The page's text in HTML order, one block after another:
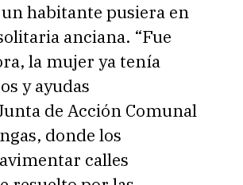
habitante pusiera en
anciana. “Fue
la mujer ya tenía
y ayudas
de Acción Comunal
donde los
calles